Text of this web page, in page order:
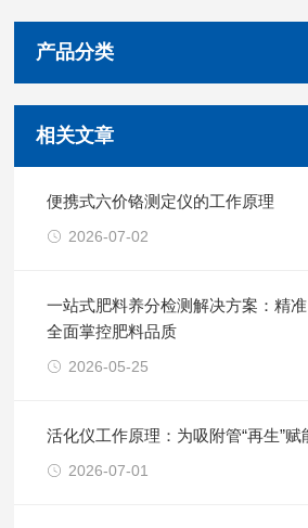
产品分类
相关文章
便携式六价铬测定仪的工作原理
2026-07-02
一站式肥料养分检测解决方案：精准
全面掌控肥料品质
2026-05-25
活化仪工作原理：为吸附管“再生”赋
2026-07-01